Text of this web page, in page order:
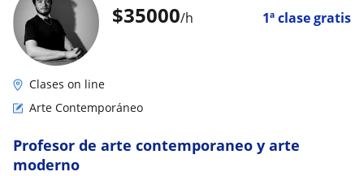
$35000/h 1ª clase gratis
Clases on line
Arte Contemporáneo
Profesor de arte contemporaneo y arte
moderno